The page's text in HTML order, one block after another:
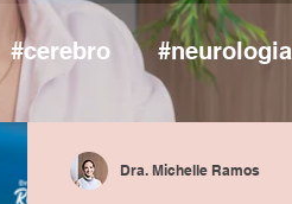
#cerebro #neurologia
Dra. Michelle Ramos